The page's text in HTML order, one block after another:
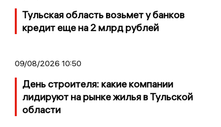
Тульская область возьмет у банков
кредит еще на 2 млрд рублей
09/08/2026 10:50
День строителя: какие компании
лидируют на рынке жилья в Тульской
области